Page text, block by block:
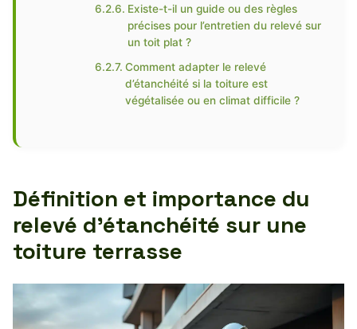
Existe-t-il un guide ou des règles
précises pour l’entretien du relevé sur
un toit plat ?
Comment adapter le relevé
d’étanchéité si la toiture est
végétalisée ou en climat difficile ?
Définition et importance du
relevé d’étanchéité sur une
toiture terrasse